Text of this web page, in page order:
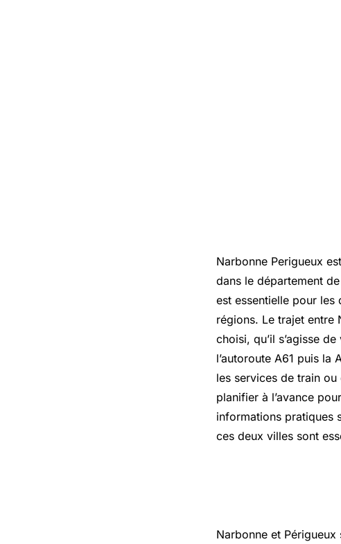
Narbonne Perigueux
dans le département
est essentielle pour les
régions. Le trajet entre
choisi, qu’il s’agisse
l’autoroute A61 puis
les services de train
planifier à l’avance
informations pratiques
ces deux villes sont
Narbonne et